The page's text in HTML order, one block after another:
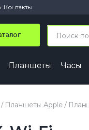
Контакты
Планшеты Часы
Планшеты Apple